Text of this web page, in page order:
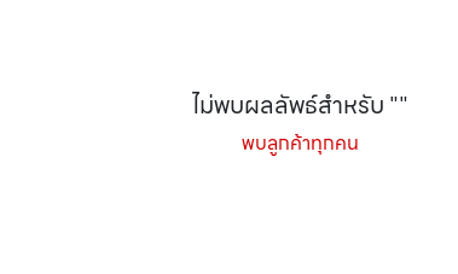
ไม่พบผลลัพธ์สำหรับ ""
พบลูกค้าทุกคน